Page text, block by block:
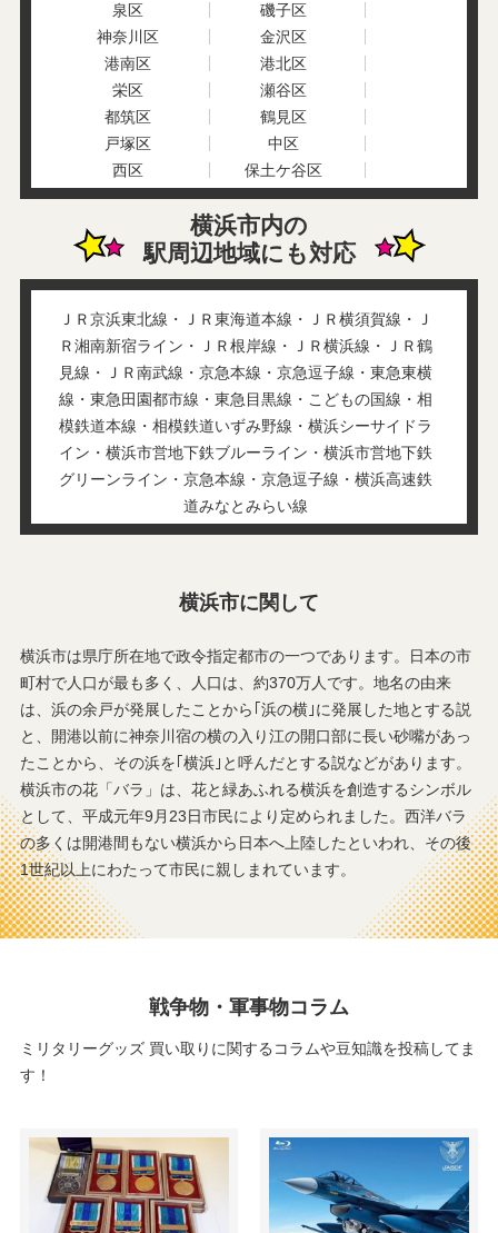
泉区
磯子区
神奈川区
金沢区
港南区
港北区
栄区
瀬谷区
都筑区
鶴見区
戸塚区
中区
西区
保土ケ谷区
緑区
南区
横浜市内の
駅周辺地域にも対応
ＪＲ京浜東北線・ＪＲ東海道本線・ＪＲ横須賀線・Ｊ
Ｒ湘南新宿ライン・ＪＲ根岸線・ＪＲ横浜線・ＪＲ鶴
見線・ＪＲ南武線・京急本線・京急逗子線・東急東横
線・東急田園都市線・東急目黒線・こどもの国線・相
模鉄道本線・相模鉄道いずみ野線・横浜シーサイドラ
イン・横浜市営地下鉄ブルーライン・横浜市営地下鉄
グリーンライン・京急本線・京急逗子線・横浜高速鉄
道みなとみらい線
菊名
元町・中華街
十日市場
磯子
長津田
中田
小机
中山
立場
新杉田
江田
たまプラーザ
仲町台
みなとみらい
上大岡
鶴見
洋光台
センター南
いずみ中央
上永谷
川和町
港南台
伊勢佐木長者町
舞岡
金沢文庫
希望ケ丘
阪東橋
和田町
上星川
藤が丘
横浜市に関して
横浜市は県庁所在地で政令指定都市の一つであります。日本の市
町村で人口が最も多く、人口は、約370万人です。地名の由来
は、浜の余戸が発展したことから｢浜の横｣に発展した地とする説
と、開港以前に神奈川宿の横の入り江の開口部に長い砂嘴があっ
たことから、その浜を｢横浜｣と呼んだとする説などがあります。
横浜市の花「バラ」は、花と緑あふれる横浜を創造するシンボル
として、平成元年9月23日市民により定められました。西洋バラ
の多くは開港間もない横浜から日本へ上陸したといわれ、その後
1世紀以上にわたって市民に親しまれています。
戦争物・軍事物コラム
ミリタリーグッズ 買い取りに関するコラムや豆知識を投稿してま
す！